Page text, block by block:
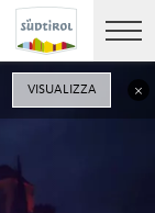
VISUALIZZA